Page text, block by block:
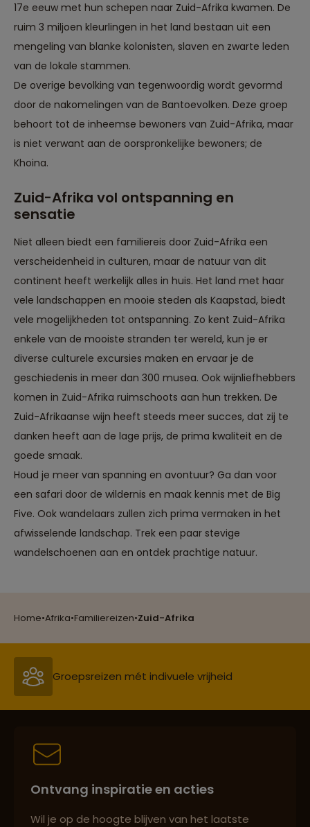
Home•Afrika•Familiereizen•Zuid-Afrika
17e eeuw met hun schepen naar Zuid-Afrika kwamen. De
ruim 3 miljoen kleurlingen in het land bestaan uit een
mengeling van blanke kolonisten, slaven en zwarte leden
van de lokale stammen.
De overige bevolking van tegenwoordig wordt gevormd
door de nakomelingen van de Bantoevolken. Deze groep
behoort tot de inheemse bewoners van Zuid-Afrika, maar
is niet verwant aan de oorspronkelijke bewoners; de
Khoina.
Zuid-Afrika vol ontspanning en
sensatie
Niet alleen biedt een familiereis door Zuid-Afrika een
verscheidenheid in culturen, maar de natuur van dit
continent heeft werkelijk alles in huis. Het land met haar
vele landschappen en mooie steden als Kaapstad, biedt
vele mogelijkheden tot ontspanning. Zo kent Zuid-Afrika
enkele van de mooiste stranden ter wereld, kun je er
diverse culturele excursies maken en ervaar je de
geschiedenis in meer dan 300 musea. Ook wijnliefhebbers
komen in Zuid-Afrika ruimschoots aan hun trekken. De
Zuid-Afrikaanse wijn heeft steeds meer succes, dat zij te
danken heeft aan de lage prijs, de prima kwaliteit en de
goede smaak.
Houd je meer van spanning en avontuur? Ga dan voor
een safari door de wildernis en maak kennis met de Big
Five. Ook wandelaars zullen zich prima vermaken in het
afwisselende landschap. Trek een paar stevige
wandelschoenen aan en ontdek prachtige natuur.
Best beoordeelde reisroutes
Ontvang inspiratie en acties
Wil je op de hoogte blijven van het laatste